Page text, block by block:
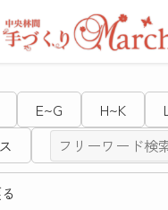
E~G H~K L